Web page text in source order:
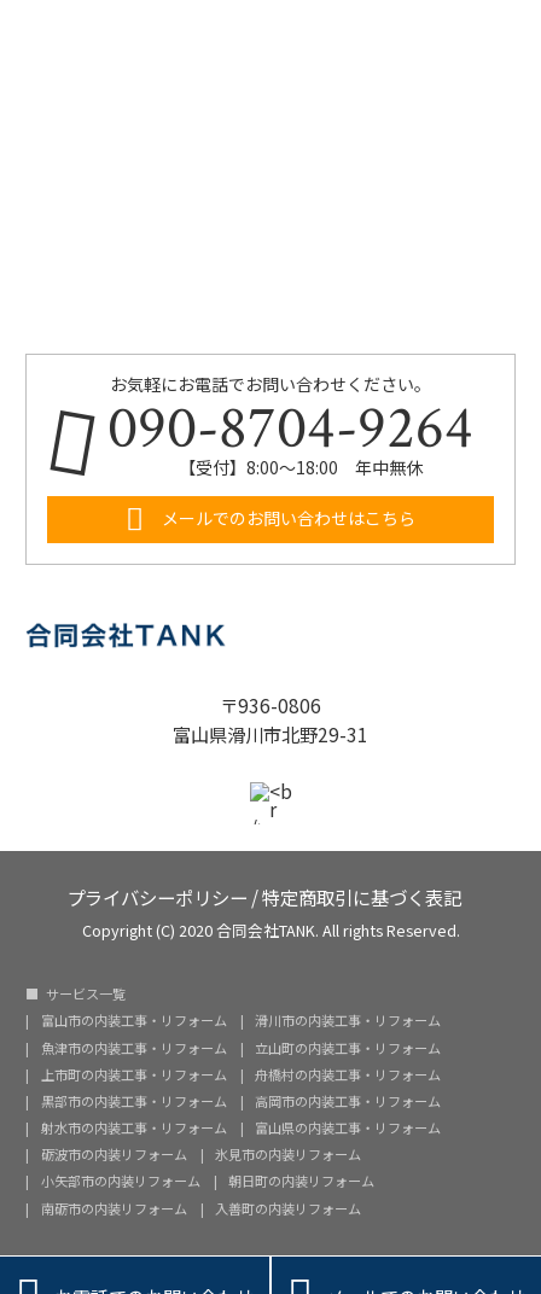
お気軽にお電話でお問い合わせください。
090-8704-9264
【受付】8:00～18:00 年中無休
メールでのお問い合わせはこちら
〒936-0806
富山県滑川市北野29-31
プライバシーポリシー /特定商取引に基づく表記
Copyright (C) 2020 合同会社TANK. All rights Reserved.
サービス一覧
富山市の内装工事・リフォーム
滑川市の内装工事・リフォーム
魚津市の内装工事・リフォーム
立山町の内装工事・リフォーム
上市町の内装工事・リフォーム
舟橋村の内装工事・リフォーム
黒部市の内装工事・リフォーム
高岡市の内装工事・リフォーム
射水市の内装工事・リフォーム
富山県の内装工事・リフォーム
砺波市の内装リフォーム
氷見市の内装リフォーム
小矢部市の内装リフォーム
朝日町の内装リフォーム
南砺市の内装リフォーム
入善町の内装リフォーム